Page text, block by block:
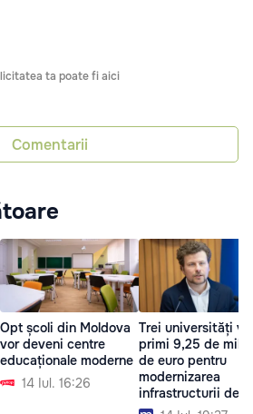
ta poate fi aici
Comentarii
Opt școli din Moldova
vor deveni centre
educaționale moderne
14 Iul. 16:26
Trei universități
primi 9,25 de
de euro pentru
modernizarea
infrastructurii de
cercetare